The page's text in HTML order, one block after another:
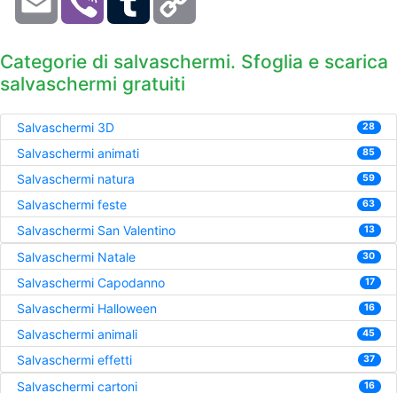
Categorie di salvaschermi. Sfoglia e scarica
salvaschermi gratuiti
Salvaschermi 3D 28
Salvaschermi animati 85
Salvaschermi natura 59
Salvaschermi feste 63
Salvaschermi San Valentino 13
Salvaschermi Natale 30
Salvaschermi Capodanno 17
Salvaschermi Halloween 16
Salvaschermi animali 45
Salvaschermi effetti 37
Salvaschermi cartoni 16